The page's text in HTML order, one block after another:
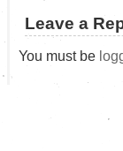
Leave a
You must be